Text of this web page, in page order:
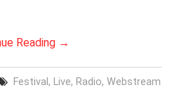
Reading →
Festival , Live, Radio, Webstream